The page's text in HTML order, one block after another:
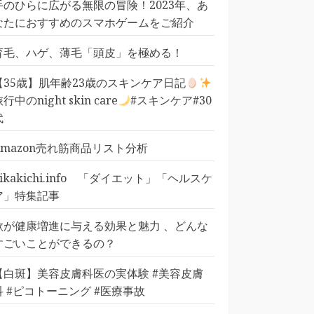
のひらに広がる無限の冒険！2023年、あ
たにおすすめのスマホゲームをご紹介
毛、ハゲ、薄毛「頭皮」を極める！
35歳】肌年齢23歳のスキンケア日記
行中のnight skin care
#スキンケア#30
売れ筋商品リスト分析
「ダイエット」「ヘルスケ
」特集記事
が健康増進に与える効果と魅力 、どんな
ごいことができるの？
白斑】美容皮膚科医の実体験 #美容皮膚
#ピコトーニング #医療事故